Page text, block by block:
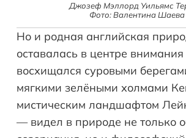
Джозеф Мэллорд Уильямс
Фото: Валентина Шаева
Но и родная английская
оставалась в центре
восхищался суровыми
мягкими зелёными холмами
мистическим ландшафтом
— видел в природе не только